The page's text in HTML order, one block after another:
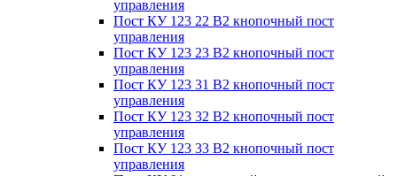
управления
Пост КУ 123 22 В2 кнопочный пост
управления
Пост КУ 123 23 В2 кнопочный пост
управления
Пост КУ 123 31 В2 кнопочный пост
управления
Пост КУ 123 32 В2 кнопочный пост
управления
Пост КУ 123 33 В2 кнопочный пост
управления